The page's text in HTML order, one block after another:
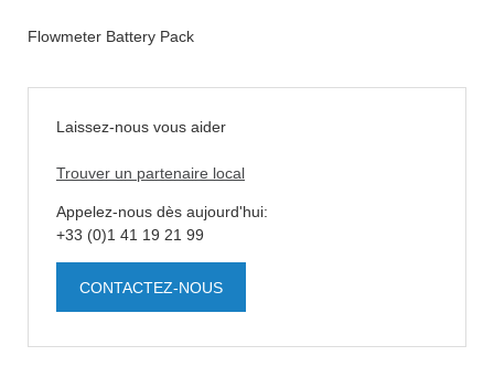
Flowmeter Battery Pack
Laissez-nous vous aider
Trouver un partenaire local
Appelez-nous dès aujourd'hui:
+33 (0)1 41 19 21 99
CONTACTEZ-NOUS